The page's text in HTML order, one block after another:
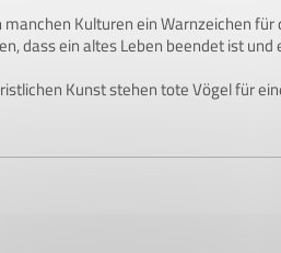
Kulturen ein Warnzeichen für
dass ein altes Leben beendet ist und
Kunst stehen tote Vögel für